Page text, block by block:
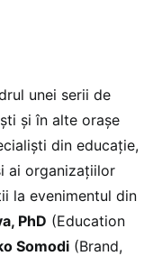
unei serii de
și în alte orașe
din educație,
ai organizațiilor
la evenimentul din
PhD (Education
Somodi (Brand,